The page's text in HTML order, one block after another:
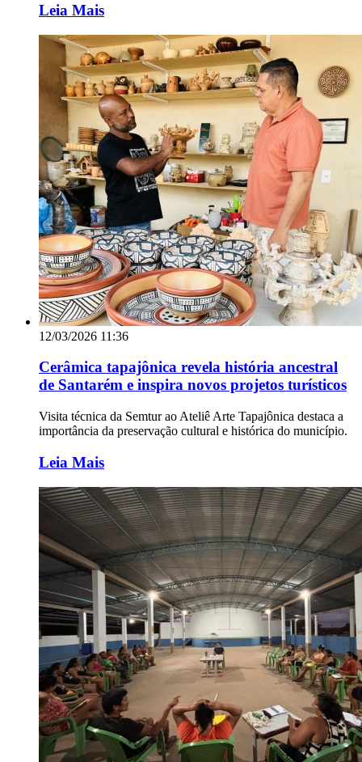
Leia Mais
12/03/2026 11:36
Cerâmica tapajônica revela história ancestral
de Santarém e inspira novos projetos turísticos
Visita técnica da Semtur ao Ateliê Arte Tapajônica destaca a
importância da preservação cultural e histórica do município.
Leia Mais